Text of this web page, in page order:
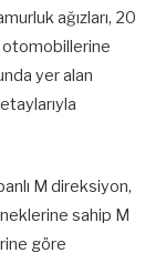
ağızları, 20
otomobillerine
yer alan
M direksiyon,
sahip M
göre